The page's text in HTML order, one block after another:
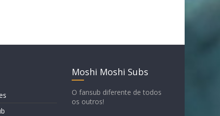
Moshi Moshi Subs
O fansub diferente de todos
os outros!